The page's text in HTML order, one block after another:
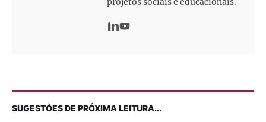
SUGESTÕES DE PRÓXIMA LEITURA...